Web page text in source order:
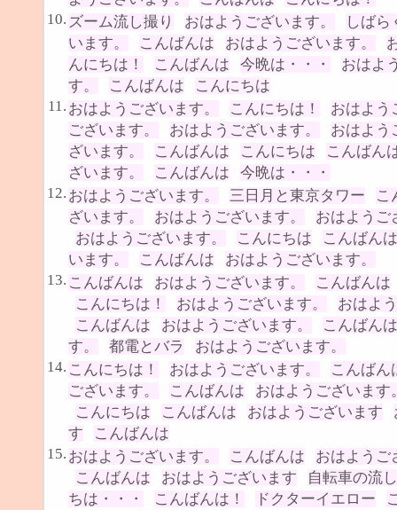
10. ズーム流し撮り おはようございます。
しばら
います。
こんばんは おはようございます。
んにちは！
こんばんは 今晩は・・・
おはよ
す。
こんばんは
こんにちは
11. おはようございます。 こんにちは！
おはよう
ございます。
おはようございます。
おはよう
ざいます。
こんばんは こんにちは
こんばん
ざいます。
こんばんは
今晩は・・・
12. おはようございます。 三日月と東京タワー
こ
ざいます。
おはようございます。
おはようご
おはようございます。
こんにちは
こんばんは
います。
こんばんは
おはようございます。
13. こんばんは おはようございます。
こんばんは
こんにちは！
おはようございます。
おはよ
こんばんは
おはようございます。
こんばんは
す。
都電とバラ
おはようございます。
14. こんにちは！ おはようございます。
こんばん
ございます。
こんばんは
おはようございます
こんにちは
こんばんは おはようございます
す
こんばんは
15. おはようございます。 こんばんは
おはようご
こんばんは
おはようございます
自転車の流
ちは・・・
こんばんは！ ドクターイエロー